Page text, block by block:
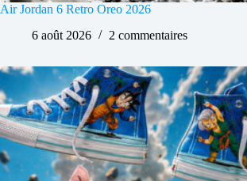
Air Jordan 6 Retro Oreo 2026
6 août 2026
2 commentaires